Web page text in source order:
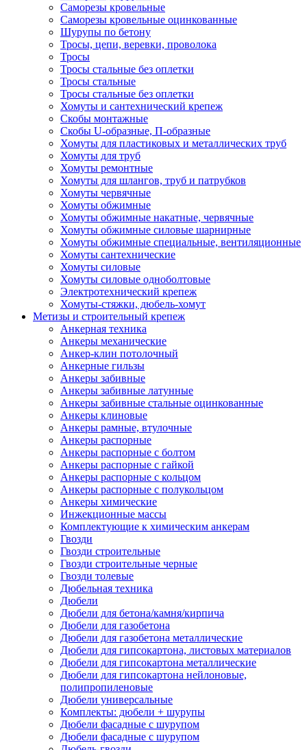
Саморезы кровельные
Саморезы кровельные оцинкованные
Шурупы по бетону
Тросы, цепи, веревки, проволока
Тросы
Тросы стальные без оплетки
Тросы стальные
Тросы стальные без оплетки
Хомуты и сантехнический крепеж
Скобы монтажные
Скобы U-образные, П-образные
Хомуты для пластиковых и металлических труб
Хомуты для труб
Хомуты ремонтные
Хомуты для шлангов, труб и патрубков
Хомуты червячные
Хомуты обжимные
Хомуты обжимные накатные, червячные
Хомуты обжимные силовые шарнирные
Хомуты обжимные специальные, вентиляционные
Хомуты сантехнические
Хомуты силовые
Хомуты силовые одноболтовые
Электротехнический крепеж
Хомуты-стяжки, дюбель-хомут
Метизы и строительный крепеж
Анкерная техника
Анкеры механические
Анкер-клин потолочный
Анкерные гильзы
Анкеры забивные
Анкеры забивные латунные
Анкеры забивные стальные оцинкованные
Анкеры клиновые
Анкеры рамные, втулочные
Анкеры распорные
Анкеры распорные с болтом
Анкеры распорные с гайкой
Анкеры распорные с кольцом
Анкеры распорные с полукольцом
Анкеры химические
Инжекционные массы
Комплектующие к химическим анкерам
Гвозди
Гвозди строительные
Гвозди строительные черные
Гвозди толевые
Дюбельная техника
Дюбели
Дюбели для бетона/камня/кирпича
Дюбели для газобетона
Дюбели для газобетона металлические
Дюбели для гипсокартона, листовых материалов
Дюбели для гипсокартона металлические
Дюбели для гипсокартона нейлоновые,
полипропиленовые
Дюбели универсальные
Комплекты: дюбели + шурупы
Дюбели фасадные с шурупом
Дюбели фасадные с шурупом